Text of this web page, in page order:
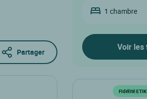
Partager
1 chambre
Fidélité ETIK